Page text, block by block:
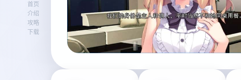
首页
介绍
攻略
下载